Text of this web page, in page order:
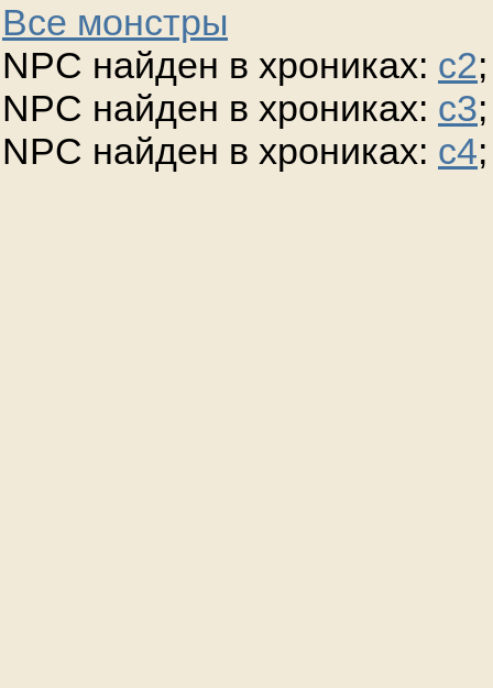
Все монстры
NPC найден в хрониках: c2;
NPC найден в хрониках: c3;
NPC найден в хрониках: c4;